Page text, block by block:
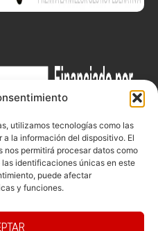
utilizamos tecnologías como las
la información del dispositivo. El
permitirá procesar datos como
identificaciones únicas en este
puede afectar
y funciones.